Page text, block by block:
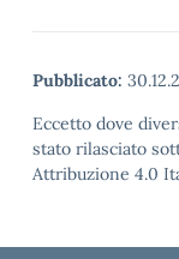
Pubblicato:
Eccetto dove
stato rilasciato
Attribuzione 4.0